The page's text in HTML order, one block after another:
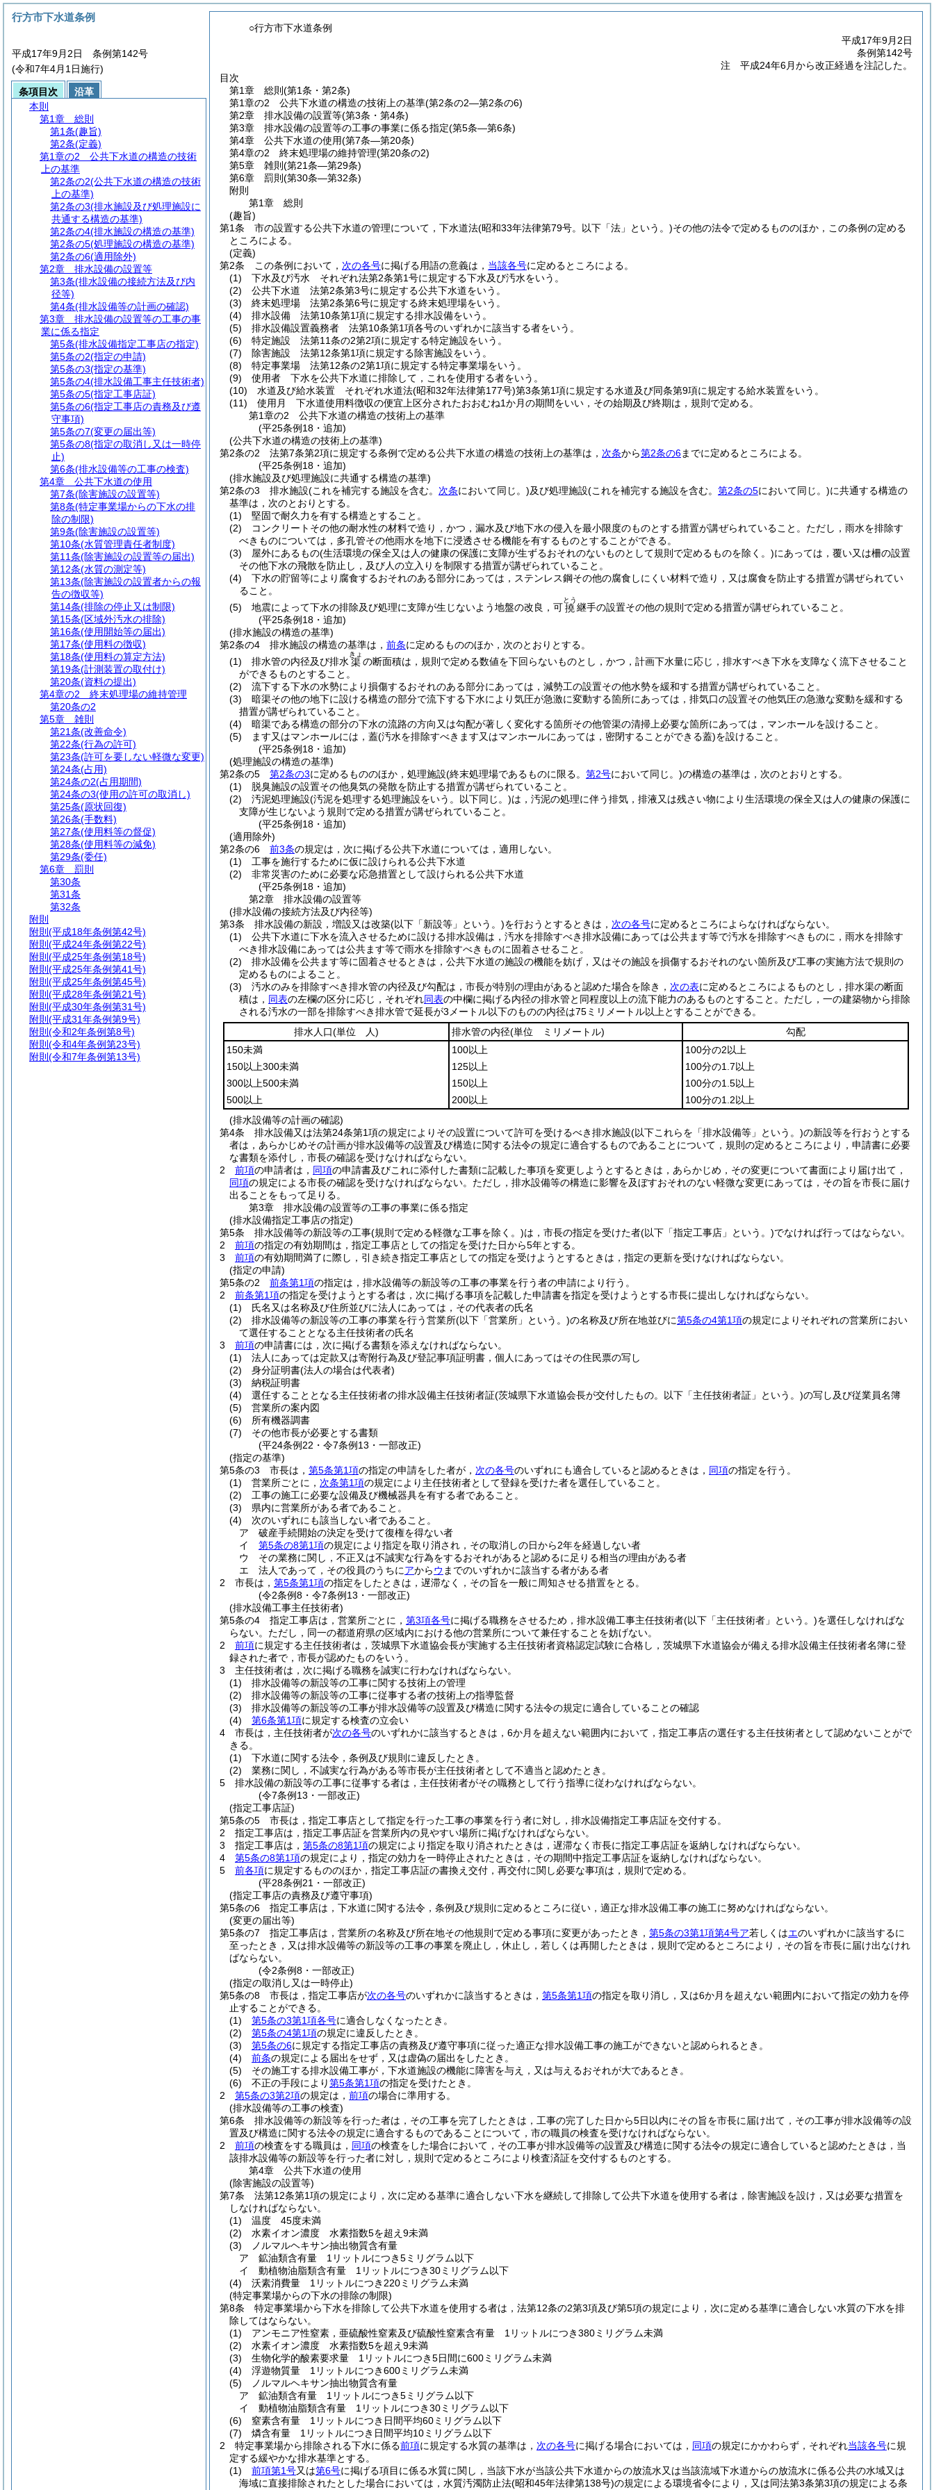
○行方市下水道条例
平成17年9月2日
条例第142号
注 平成24年6月から改正経過を注記した。
目次
第1章
総則 (第1条・第2条)
第1章の2
公共下水道の構造の技術上の基準(第2条の2―第2条の6)
第2章
排水設備の設置等(第3条・第4条)
第3章
排水設備の設置等の工事の事業に係る指定(第5条―第6条)
第4章
公共下水道の使用(第7条―第20条)
第4章の2
終末処理場の維持管理(第20条の2)
第5章
雑則 (第21条―第29条)
第6章
罰則 (第30条―第32条)
附則
第1章
総則
(趣旨)
第1条
市の設置する公共下水道の管理について，下水道法(昭和33年法律第79号。以下「法」という。)その他の法令で定めるもののほか，この条例の定める
ところによる。
(定義)
第2条
この条例において， 次の各号に掲げる用語の意義は， 当該各号に定めるところによる。
(1)
下水及び汚水 それぞれ法第2条第1号に規定する下水及び汚水をいう。
(2)
公共下水道 法第2条第3号に規定する公共下水道をいう。
(3)
終末処理場 法第2条第6号に規定する終末処理場をいう。
(4)
排水設備 法第10条第1項に規定する排水設備をいう。
(5)
排水設備設置義務者 法第10条第1項各号のいずれかに該当する者をいう。
(6)
特定施設 法第11条の2第2項に規定する特定施設をいう。
(7)
除害施設 法第12条第1項に規定する除害施設をいう。
(8)
特定事業場 法第12条の2第1項に規定する特定事業場をいう。
(9)
使用者 下水を公共下水道に排除して，これを使用する者をいう。
(10)
水道及び給水装置 それぞれ水道法(昭和32年法律第177号)第3条第1項に規定する水道及び同条第9項に規定する給水装置をいう。
(11)
使用月 下水道使用料徴収の便宜上区分されたおおむね1か月の期間をいい，その始期及び終期は，規則で定める。
第1章の2
公共下水道の構造の技術上の基準
(平25条例18・追加)
(公共下水道の構造の技術上の基準)
第2条の2
法第7条第2項に規定する条例で定める公共下水道の構造の技術上の基準は， 次条から第2条の6までに定めるところによる。
(平25条例18・追加)
(排水施設及び処理施設に共通する構造の基準)
第2条の3
排水施設(これを補完する施設を含む。 次条において同じ。)及び処理施設(これを補完する施設を含む。 第2条の5において同じ。)に共通する構造の
基準は，次のとおりとする。
(1)
堅固で耐久力を有する構造とすること。
(2)
コンクリートその他の耐水性の材料で造り，かつ，漏水及び地下水の侵入を最小限度のものとする措置が講ぜられていること。 ただし，雨水を排除す
べきものについては，多孔管その他雨水を地下に浸透させる機能を有するものとすることができる。
(3)
屋外にあるもの(生活環境の保全又は人の健康の保護に支障が生ずるおそれのないものとして規則で定めるものを除く。)にあっては，覆い又は柵の設置
その他下水の飛散を防止し，及び人の立入りを制限する措置が講ぜられていること。
(4)
下水の貯留等により腐食するおそれのある部分にあっては，ステンレス鋼その他の腐食しにくい材料で造り，又は腐食を防止する措置が講ぜられてい
ること。
(5)
地震によって下水の排除及び処理に支障が生じないよう地盤の改良，可撓
とう
継手の設置その他の規則で定める措置が講ぜられていること。
(平25条例18・追加)
(排水施設の構造の基準)
第2条の4
排水施設の構造の基準は， 前条に定めるもののほか，次のとおりとする。
(1)
排水管の内径及び排水 渠
きょ
の断面積は，規則で定める数値を下回らないものとし，かつ，計画下水量に応じ，排水すべき下水を支障なく流下させること
ができるものとすること。
(2)
流下する下水の水勢により損傷するおそれのある部分にあっては，減勢工の設置その他水勢を緩和する措置が講ぜられていること。
(3)
暗渠その他の地下に設ける構造の部分で流下する下水により気圧が急激に変動する箇所にあっては，排気口の設置その他気圧の急激な変動を緩和する
措置が講ぜられていること。
(4)
暗渠である構造の部分の下水の流路の方向又は勾配が著しく変化する箇所その他管渠の清掃上必要な箇所にあっては，マンホールを設けること。
(5)
ます又はマンホールには，蓋(汚水を排除すべきます又はマンホールにあっては，密閉することができる蓋)を設けること。
(平25条例18・追加)
(処理施設の構造の基準)
第2条の5
第2条の3に定めるもののほか，処理施設(終末処理場であるものに限る。 第2号において同じ。)の構造の基準は，次のとおりとする。
(1)
脱臭施設の設置その他臭気の発散を防止する措置が講ぜられていること。
(2)
汚泥処理施設(汚泥を処理する処理施設をいう。以下同じ。)は，汚泥の処理に伴う排気，排液又は残さい物により生活環境の保全又は人の健康の保護に
支障が生じないよう規則で定める措置が講ぜられていること。
(平25条例18・追加)
(適用除外)
第2条の6
前3条の規定は，次に掲げる公共下水道については，適用しない。
(1)
工事を施行するために仮に設けられる公共下水道
(2)
非常災害のために必要な応急措置として設けられる公共下水道
(平25条例18・追加)
第2章
排水設備の設置等
(排水設備の接続方法及び内径等)
第3条
排水設備の新設，増設又は改築(以下「新設等」という。)を行おうとするときは， 次の各号に定めるところによらなければならない。
(1)
公共下水道に下水を流入させるために設ける排水設備は，汚水を排除すべき排水設備にあっては公共ます等で汚水を排除すべきものに，雨水を排除す
べき排水設備にあっては公共ます等で雨水を排除すべきものに固着させること。
(2)
排水設備を公共ます等に固着させるときは，公共下水道の施設の機能を妨げ，又はその施設を損傷するおそれのない箇所及び工事の実施方法で規則の
定めるものによること。
(3)
汚水のみを排除すべき排水管の内径及び勾配は，市長が特別の理由があると認めた場合を除き， 次の表に定めるところによるものとし，排水渠の断面
積は， 同表の左欄の区分に応じ，それぞれ同表の中欄に掲げる内径の排水管と同程度以上の流下能力のあるものとすること。 ただし，一の建築物から排除
される汚水の一部を排除すべき排水管で延長が3メートル以下のものの内径は75ミリメートル以上とすることができる。
排水人口(単位 人) 排水管の内径(単位 ミリメートル)
勾配
150未満
100以上
100分の2以上
150以上300未満
125以上
100分の1.7以上
300以上500未満
150以上
100分の1.5以上
500以上
200以上
100分の1.2以上
(排水設備等の計画の確認)
第4条
排水設備又は法第24条第1項の規定によりその設置について許可を受けるべき排水施設(以下これらを「排水設備等」という。)の新設等を行おうとする
者は，あらかじめその計画が排水設備等の設置及び構造に関する法令の規定に適合するものであることについて，規則の定めるところにより，申請書に必要
な書類を添付し，市長の確認を受けなければならない。
2
前項の申請者は， 同項の申請書及びこれに添付した書類に記載した事項を変更しようとするときは，あらかじめ，その変更について書面により届け出て，
同項の規定による市長の確認を受けなければならない。 ただし，排水設備等の構造に影響を及ぼすおそれのない軽微な変更にあっては，その旨を市長に届け
出ることをもって足りる。
第3章
排水設備の設置等の工事の事業に係る指定
(排水設備指定工事店の指定)
第5条
排水設備等の新設等の工事(規則で定める軽微な工事を除く。)は，市長の指定を受けた者(以下「指定工事店」という。)でなければ行ってはならない。
2
前項の指定の有効期間は，指定工事店としての指定を受けた日から5年とする。
3
前項の有効期間満了に際し，引き続き指定工事店としての指定を受けようとするときは，指定の更新を受けなければならない。
(指定の申請)
第5条の2
前条第1項の指定は，排水設備等の新設等の工事の事業を行う者の申請により行う。
2
前条第1項の指定を受けようとする者は，次に掲げる事項を記載した申請書を指定を受けようとする市長に提出しなければならない。
(1)
氏名又は名称及び住所並びに法人にあっては，その代表者の氏名
(2)
排水設備等の新設等の工事の事業を行う営業所(以下「営業所」という。)の名称及び所在地並びに第5条の4第1項の規定によりそれぞれの営業所におい
て選任することとなる主任技術者の氏名
3
前項の申請書には，次に掲げる書類を添えなければならない。
(1)
法人にあっては定款又は寄附行為及び登記事項証明書，個人にあってはその住民票の写し
(2)
身分証明書(法人の場合は代表者)
(3)
納税証明書
(4)
選任することとなる主任技術者の排水設備主任技術者証(茨城県下水道協会長が交付したもの。以下「主任技術者証」という。)の写し及び従業員名簿
(5)
営業所の案内図
(6)
所有機器調書
(7)
その他市長が必要とする書類
(平24条例22・令7条例13・一部改正)
(指定の基準)
第5条の3
市長は， 第5条第1項の指定の申請をした者が， 次の各号のいずれにも適合していると認めるときは， 同項の指定を行う。
(1)
営業所ごとに， 次条第1項の規定により主任技術者として登録を受けた者を選任していること。
(2)
工事の施工に必要な設備及び機械器具を有する者であること。
(3)
県内に営業所がある者であること。
(4)
次のいずれにも該当しない者であること。
ア
破産手続開始の決定を受けて復権を得ない者
イ
第5条の8第1項の規定により指定を取り消され，その取消しの日から2年を経過しない者
ウ
その業務に関し，不正又は不誠実な行為をするおそれがあると認めるに足りる相当の理由がある者
エ
法人であって，その役員のうちにアからウ までのいずれかに該当する者がある者
2
市長は， 第5条第1項の指定をしたときは，遅滞なく，その旨を一般に周知させる措置をとる。
(令2条例8・令7条例13・一部改正)
(排水設備工事主任技術者)
第5条の4
指定工事店は，営業所ごとに， 第3項各号に掲げる職務をさせるため，排水設備工事主任技術者(以下「主任技術者」という。)を選任しなければな
らない。 ただし，同一の都道府県の区域内における他の営業所について兼任することを妨げない。
2
前項に規定する主任技術者は，茨城県下水道協会長が実施する主任技術者資格認定試験に合格し，茨城県下水道協会が備える排水設備主任技術者名簿に登
録された者で，市長が認めたものをいう。
3
主任技術者は，次に掲げる職務を誠実に行わなければならない。
(1)
排水設備等の新設等の工事に関する技術上の管理
(2)
排水設備等の新設等の工事に従事する者の技術上の指導監督
(3)
排水設備等の新設等の工事が排水設備等の設置及び構造に関する法令の規定に適合していることの確認
(4)
第6条第1項に規定する検査の立会い
4
市長は，主任技術者が次の各号のいずれかに該当するときは，6か月を超えない範囲内において，指定工事店の選任する主任技術者として認めないことがで
きる。
(1)
下水道に関する法令，条例及び規則に違反したとき。
(2)
業務に関し，不誠実な行為がある等市長が主任技術者として不適当と認めたとき。
5
排水設備の新設等の工事に従事する者は，主任技術者がその職務として行う指導に従わなければならない。
(令7条例13・一部改正)
(指定工事店証)
第5条の5
市長は，指定工事店として指定を行った工事の事業を行う者に対し，排水設備指定工事店証を交付する。
2
指定工事店は，指定工事店証を営業所内の見やすい場所に掲げなければならない。
3
指定工事店は， 第5条の8第1項の規定により指定を取り消されたときは，遅滞なく市長に指定工事店証を返納しなければならない。
4
第5条の8第1項の規定により，指定の効力を一時停止されたときは，その期間中指定工事店証を返納しなければならない。
5
前各項に規定するもののほか，指定工事店証の書換え交付，再交付に関し必要な事項は，規則で定める。
(平28条例21・一部改正)
(指定工事店の責務及び遵守事項)
第5条の6
指定工事店は，下水道に関する法令，条例及び規則に定めるところに従い，適正な排水設備工事の施工に努めなければならない。
(変更の届出等)
第5条の7
指定工事店は，営業所の名称及び所在地その他規則で定める事項に変更があったとき， 第5条の3第1項第4号ア若しくはエのいずれかに該当するに
至ったとき，又は排水設備等の新設等の工事の事業を廃止し，休止し，若しくは再開したときは，規則で定めるところにより，その旨を市長に届け出なけれ
ばならない。
(令2条例8・一部改正)
(指定の取消し又は一時停止)
第5条の8
市長は，指定工事店が次の各号のいずれかに該当するときは， 第5条第1項の指定を取り消し，又は6か月を超えない範囲内において指定の効力を停
止することができる。
(1)
第5条の3第1項各号に適合しなくなったとき。
(2)
第5条の4第1項の規定に違反したとき。
(3)
第5条の6に規定する指定工事店の責務及び遵守事項に従った適正な排水設備工事の施工ができないと認められるとき。
(4)
前条の規定による届出をせず，又は虚偽の届出をしたとき。
(5)
その施工する排水設備工事が，下水道施設の機能に障害を与え，又は与えるおそれが大であるとき。
(6)
不正の手段により第5条第1項の指定を受けたとき。
2
第5条の3第2項の規定は， 前項の場合に準用する。
(排水設備等の工事の検査)
第6条
排水設備等の新設等を行った者は，その工事を完了したときは，工事の完了した日から5日以内にその旨を市長に届け出て，その工事が排水設備等の設
置及び構造に関する法令の規定に適合するものであることについて，市の職員の検査を受けなければならない。
2
前項の検査をする職員は， 同項の検査をした場合において，その工事が排水設備等の設置及び構造に関する法令の規定に適合していると認めたときは，当
該排水設備等の新設等を行った者に対し，規則で定めるところにより検査済証を交付するものとする。
第4章
公共下水道の使用
(除害施設の設置等)
第7条
法第12条第1項の規定により，次に定める基準に適合しない下水を継続して排除して公共下水道を使用する者は，除害施設を設け，又は必要な措置を
しなければならない。
(1)
温度 45度未満
(2)
水素イオン濃度 水素指数5を超え9未満
(3)
ノルマルヘキサン抽出物質含有量
ア
鉱油類含有量 1リットルにつき5ミリグラム以下
イ
動植物油脂類含有量 1リットルにつき30ミリグラム以下
(4)
沃素消費量 1リットルにつき220ミリグラム未満
(特定事業場からの下水の排除の制限)
第8条
特定事業場から下水を排除して公共下水道を使用する者は，法第12条の2第3項及び第5項の規定により，次に定める基準に適合しない水質の下水を排
除してはならない。
(1)
アンモニア性窒素，亜硫酸性窒素及び硫酸性窒素含有量 1リットルにつき380ミリグラム未満
(2)
水素イオン濃度 水素指数5を超え9未満
(3)
生物化学的酸素要求量 1リットルにつき5日間に600ミリグラム未満
(4)
浮遊物質量 1リットルにつき600ミリグラム未満
(5)
ノルマルヘキサン抽出物質含有量
ア
鉱油類含有量 1リットルにつき5ミリグラム以下
イ
動植物油脂類含有量 1リットルにつき30ミリグラム以下
(6)
窒素含有量 1リットルにつき日間平均60ミリグラム以下
(7)
燐含有量 1リットルにつき日間平均10ミリグラム以下
2
特定事業場から排除される下水に係る前項に規定する水質の基準は， 次の各号に掲げる場合においては， 同項の規定にかかわらず，それぞれ当該各号に規
定する緩やかな排水基準とする。
(1)
前項第1号又は第6号に掲げる項目に係る水質に関し，当該下水が当該公共下水道からの放流水又は当該流域下水道からの放流水に係る公共の水域又は
海域に直接排除されたとした場合においては，水質汚濁防止法(昭和45年法律第138号)の規定による環境省令により，又は同法第3条第3項の規定による条
行方市下水道条例
平成17年9月2日 条例第142号
(令和7年4月1日施行)
条項目次
沿革
本則
第1章
総則
第1条(趣旨)
第2条(定義)
第1章の2
公共下水道の構造の技術
上の基準
第2条の2(公共下水道の構造の技術
上の基準)
第2条の3(排水施設及び処理施設に
共通する構造の基準)
第2条の4(排水施設の構造の基準)
第2条の5(処理施設の構造の基準)
第2条の6(適用除外)
第2章
排水設備の設置等
第3条(排水設備の接続方法及び内
径等)
第4条(排水設備等の計画の確認)
第3章
排水設備の設置等の工事の事
業に係る指定
第5条(排水設備指定工事店の指定)
第5条の2(指定の申請)
第5条の3(指定の基準)
第5条の4(排水設備工事主任技術者)
第5条の5(指定工事店証)
第5条の6(指定工事店の責務及び遵
守事項)
第5条の7(変更の届出等)
第5条の8(指定の取消し又は一時停
止)
第6条(排水設備等の工事の検査)
第4章
公共下水道の使用
第7条(除害施設の設置等)
第8条(特定事業場からの下水の排
除の制限)
第9条(除害施設の設置等)
第10条(水質管理責任者制度)
第11条(除害施設の設置等の届出)
第12条(水質の測定等)
第13条(除害施設の設置者からの報
告の徴収等)
第14条(排除の停止又は制限)
第15条(区域外汚水の排除)
第16条(使用開始等の届出)
第17条(使用料の徴収)
第18条(使用料の算定方法)
第19条(計測装置の取付け)
第20条(資料の提出)
第4章の2
終末処理場の維持管理
第20条の2
第5章
雑則
第21条(改善命令)
第22条(行為の許可)
第23条(許可を要しない軽微な変更)
第24条(占用)
第24条の2(占用期間)
第24条の3(使用の許可の取消し)
第25条(原状回復)
第26条(手数料)
第27条(使用料等の督促)
第28条(使用料等の減免)
第29条(委任)
第6章
罰則
第30条
第31条
第32条
附則
附則 (平成18年条例第42号)
附則 (平成24年条例第22号)
附則 (平成25年条例第18号)
附則 (平成25年条例第41号)
附則 (平成25年条例第45号)
附則 (平成28年条例第21号)
附則 (平成30年条例第31号)
附則 (平成31年条例第9号)
附則 (令和2年条例第8号)
附則 (令和4年条例第23号)
附則 (令和7年条例第13号)